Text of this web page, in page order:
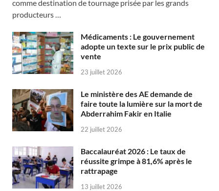
comme destination de tournage prisée par les grands
producteurs …
Médicaments : Le gouvernement
adopte un texte sur le prix public de
vente
23 juillet 2026
Le ministère des AE demande de
faire toute la lumière sur la mort de
Abderrahim Fakir en Italie
22 juillet 2026
Baccalauréat 2026 : Le taux de
réussite grimpe à 81,6% après le
rattrapage
13 juillet 2026